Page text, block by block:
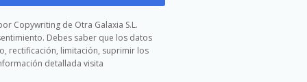
Copywriting de Otra Galaxia S.L.
Debes saber que los datos
rectificación, limitación, suprimir los
detallada visita